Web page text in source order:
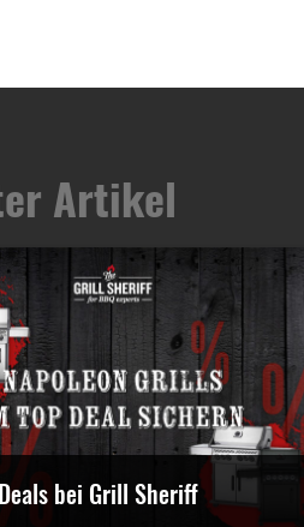
Artikel
bei Grill Sheriff